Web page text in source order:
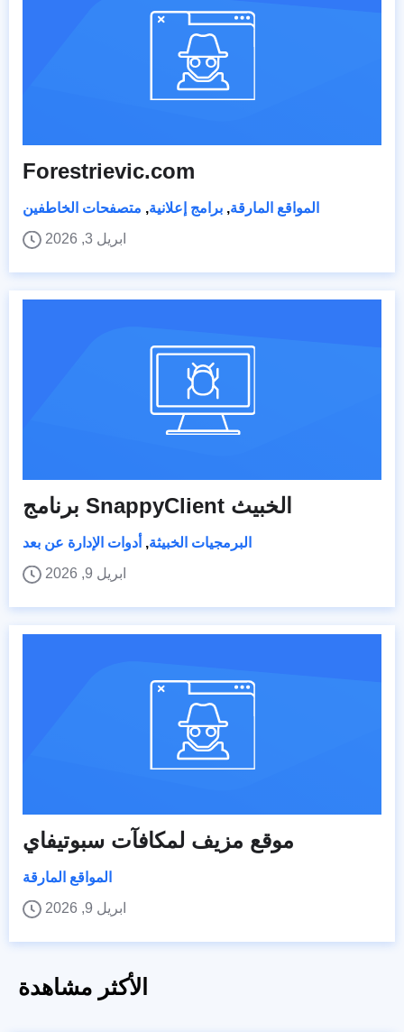
Forestrievic.com
المواقع المارقة, برامج إعلانية, متصفحات الخاطفين
ابريل 3, 2026
برنامج SnappyClient الخبيث
البرمجيات الخبيثة, أدوات الإدارة عن بعد
ابريل 9, 2026
موقع مزيف لمكافآت سبوتيفاي
المواقع المارقة
ابريل 9, 2026
الأكثر مشاهدة